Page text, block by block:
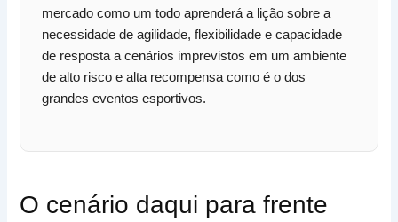
mercado como um todo aprenderá a lição sobre a
necessidade de agilidade, flexibilidade e capacidade
de resposta a cenários imprevistos em um ambiente
de alto risco e alta recompensa como é o dos
grandes eventos esportivos.
O cenário daqui para frente